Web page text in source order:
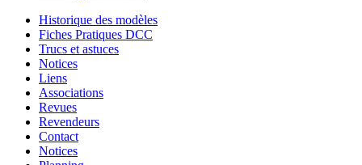
Historique des modèles
Fiches Pratiques DCC
Trucs et astuces
Notices
Liens
Associations
Revues
Revendeurs
Contact
Notices